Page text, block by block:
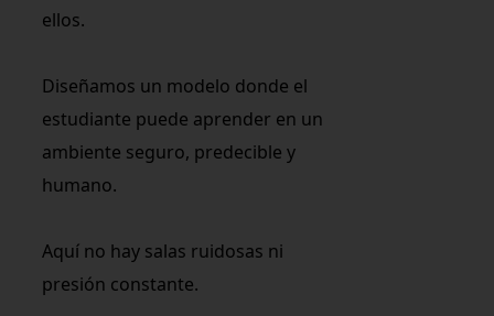
ellos.
Diseñamos un modelo donde el
estudiante puede aprender en un
ambiente seguro, predecible y
humano.
Aquí no hay salas ruidosas ni
presión constante.